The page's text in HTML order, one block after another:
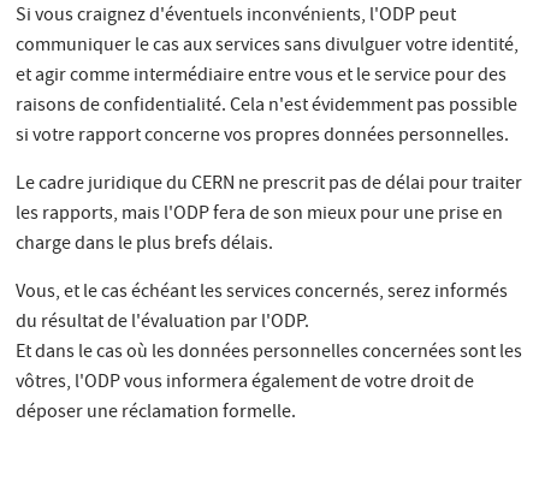
Si vous craignez d'éventuels inconvénients, l'ODP peut
communiquer le cas aux services sans divulguer votre identité,
et agir comme intermédiaire entre vous et le service pour des
raisons de confidentialité. Cela n'est évidemment pas possible
si votre rapport concerne vos propres données personnelles.
Le cadre juridique du CERN ne prescrit pas de délai pour traiter
les rapports, mais l'ODP fera de son mieux pour une prise en
charge dans le plus brefs délais.
Vous, et le cas échéant les services concernés, serez informés
du résultat de l'évaluation par l'ODP.
Et dans le cas où les données personnelles concernées sont les
vôtres, l'ODP vous informera également de votre droit de
déposer une réclamation formelle.